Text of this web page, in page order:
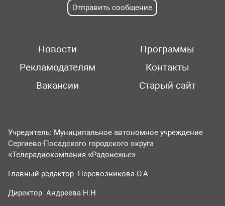
Отправить сообщение
Новости
Программы
Рекламодателям
Контакты
Вакансии
Старый сайт
Учредитель: Муниципальное автономное учреждение
Сергиево-Посадского городского округа
«Телерадиокомпания «Радонежье».
Главный редактор: Перевозникова О.А.
Директор: Андреева Н.Н.